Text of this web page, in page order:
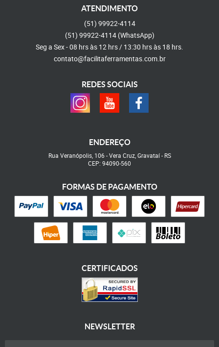
ATENDIMENTO
(51) 99922-4114
(51) 99922-4114 (WhatsApp)
Seg a Sex - 08 hrs às 12 hrs / 13:30 hrs às 18 hrs.
contato@facilitaferramentas.com.br
REDES SOCIAIS
ENDEREÇO
Rua Veranópolis, 106 -Vera Cruz, Gravataí- RS
CEP: 94090-560
FORMAS DE PAGAMENTO
CERTIFICADOS
NEWSLETTER